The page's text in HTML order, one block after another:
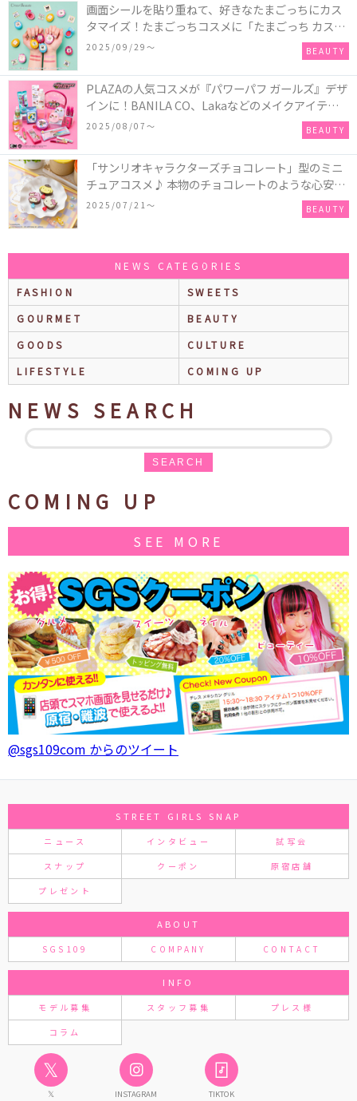
画面シールを貼り重ねて、好きなたまごっちにカス
タマイズ！たまごっちコスメに「たまごっち カスタ
ム!!リップ＆チーク」が新登場
2025/09/29〜 BEAUTY
PLAZAの人気コスメが『パワーパフ ガールズ』デザ
インに！BANILA CO、Lakaなどのメイクアイテム
に、＆honeyやSign+などのヘアアイテム、VTや
2025/08/07〜 BEAUTY
「サンリオキャラクターズチョコレート」型のミニ
チュアコスメ♪ 本物のチョコレートのような心安ら
ぐ香りの保湿バームが登場！
2025/07/21〜 BEAUTY
NEWS CATEGORIES
FASHION
SWEETS
GOURMET
BEAUTY
GOODS
CULTURE
LIFESTYLE
COMING UP
NEWS SEARCH
SEARCH
COMING UP
SEE MORE
@sgs109com からのツイート
STREET GIRLS SNAP
ニュース インタビュー 試写会
スナップ クーポン 原宿店舗
プレゼント
ABOUT
SGS109 COMPANY CONTACT
INFO
モデル募集 スタッフ募集 プレス様
コラム
𝕏
𝕏 INSTAGRAM TIKTOK